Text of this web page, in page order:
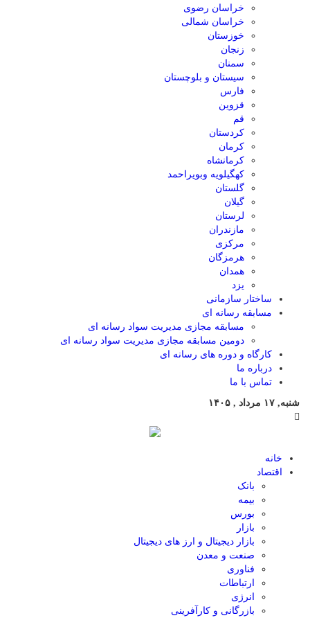
خراسان رضوی
خراسان شمالی
خوزستان
زنجان
سمنان
سیستان و بلوچستان
فارس
قزوین
قم
کردستان
کرمان
کرمانشاه
کهگیلویه وبویراحمد
گلستان
گیلان
لرستان
مازندران
مرکزی
هرمزگان
همدان
یزد
ساختار سازمانی
مسابقه رسانه ای
مسابقه مجازی مدیریت سواد رسانه ای
دومین مسابقه مجازی مدیریت سواد رسانه ای
کارگاه و دوره های رسانه ای
درباره ما
تماس با ما
شنبه, ۱۷ مرداد , ۱۴۰۵
خانه
اقتصاد
بانک
بیمه
بورس
بازار
بازار دیجیتال و ارز های دیجیتال
صنعت و معدن
فناوری
ارتباطات
انرژی
بازرگانی و کارآفرینی